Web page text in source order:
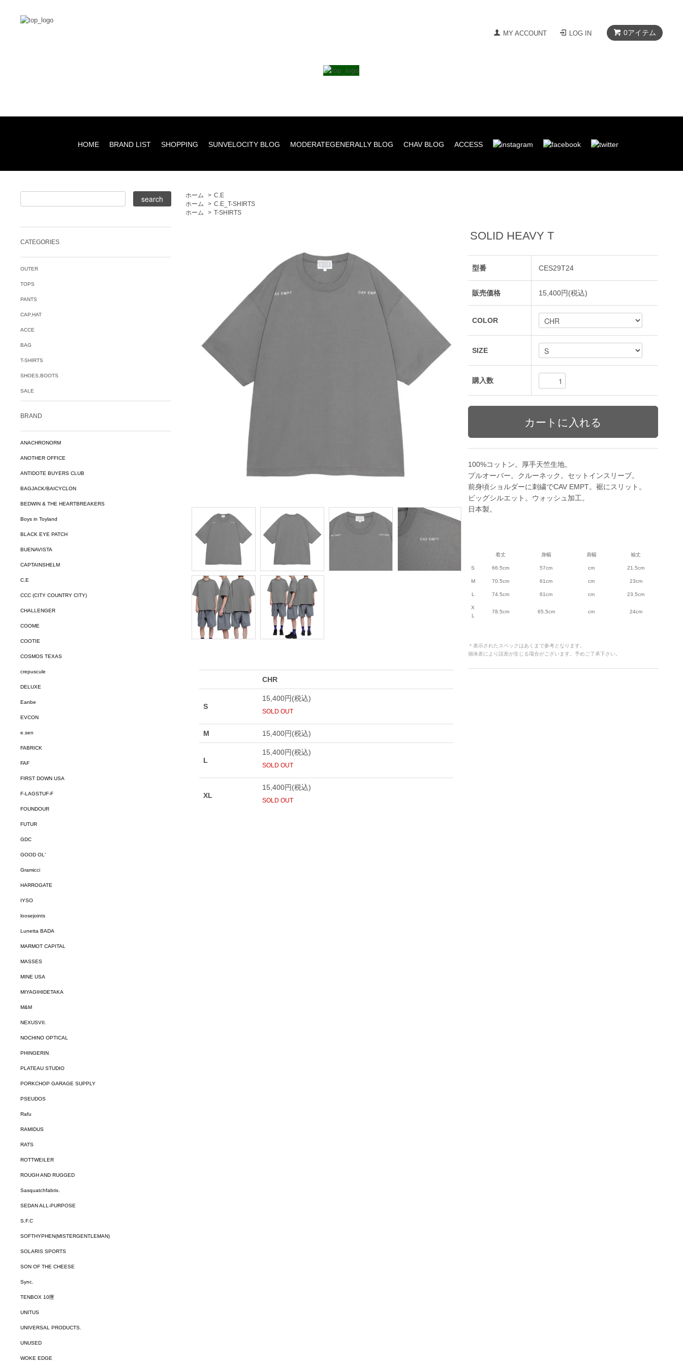
0アイテム
MY ACCOUNT LOG IN
HOME BRAND LIST SHOPPING SUNVELOCITY BLOG MODERATEGENERALLY BLOG CHAV BLOG ACCESS
ホーム > C.E
ホーム
> C.E_T-SHIRTS
ホーム
> T-SHIRTS
SOLID HEAVY T
型番 CES29T24
販売価格 15,400円(税込)
COLOR
SIZE
購入数
100%コットン。厚手天竺生地。
プルオーバー。クルーネック。セットインスリーブ。
前身頃ショルダーに刺繍でCAV EMPT。裾にスリット。
ビッグシルエット。ウォッシュ加工。
日本製。
着丈 身幅 肩幅 袖丈
S 66.5cm 57cm cm 21.5cm
M 70.5cm 61cm cm 23cm
L 74.5cm 61cm cm 23.5cm
X
L
78.5cm 65.5cm cm 24cm
＊表示されたスペックはあくまで参考となります。
個体差により誤差が生じる場合がございます。予めご了承下さい。
CATEGORIES
OUTER
TOPS
PANTS
CAP,HAT
ACCE
BAG
T-SHIRTS
SHOES,BOOTS
SALE
BRAND
ANACHRONORM
ANOTHER OFFICE
ANTIDOTE BUYERS CLUB
BAGJACK/BAICYCLON
BEDWIN & THE HEARTBREAKERS
Boys in Toyland
BLACK EYE PATCH
BUENAVISTA
CAPTAINSHELM
C.E
CCC (CITY COUNTRY CITY)
CHALLENGER
COOME
COOTIE
COSMOS TEXAS
crepuscule
DELUXE
Eanbe
EVCON
e.sen
FABRICK
FAF
FIRST DOWN USA
F-LAGSTUF-F
FOUNDOUR
FUTUR
GDC
GOOD OL'
Gramicci
HARROGATE
IYSO
loosejoints
Lunetta BADA
MARMOT CAPITAL
MASSES
MINE USA
MIYAGIHIDETAKA
M&M
NEXUSVII.
NOCHINO OPTICAL
PHINGERIN
PLATEAU STUDIO
PORKCHOP GARAGE SUPPLY
PSEUDOS
Rafu
RAMIDUS
RATS
ROTTWEILER
ROUGH AND RUGGED
Sasquatchfabrix.
SEDAN ALL-PURPOSE
S.F.C
SOFTHYPHEN(MISTERGENTLEMAN)
SOLARIS SPORTS
SON OF THE CHEESE
Sync.
TENBOX 10匣
UNITUS
UNIVERSAL PRODUCTS.
UNUSED
WOKE EDGE